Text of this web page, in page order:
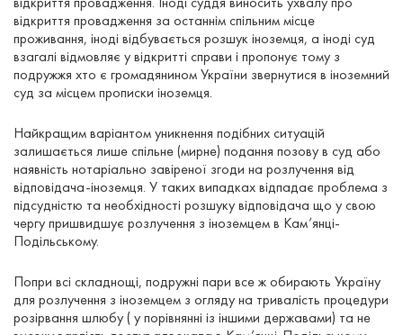
відкриття провадження за останнім спільним місце
проживання, іноді відбувається розшук іноземця, а іноді суд
взагалі відмовляє у відкритті справи і пропонує тому з
подружжя хто є громадянином України звернутися в іноземний
суд за місцем прописки іноземця.
Найкращим варіантом уникнення подібних ситуацій
залишається лише спільне (мирне) подання позову в суд або
наявність нотаріально завіреної згоди на розлучення від
відповідача-іноземця. У таких випадках відпадає проблема з
підсудністю та необхідності розшуку відповідача що у свою
чергу пришвидшує розлучення з іноземцем в Кам’янці-
Подільському.
Попри всі складнощі, подружні пари все ж обирають Україну
для розлучення з іноземцем з огляду на тривалість процедури
розірвання шлюбу ( у порівнянні із іншими державами) та не